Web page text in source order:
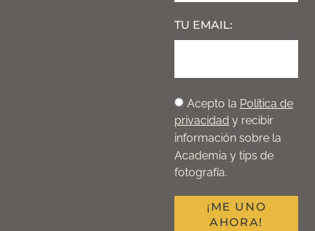
TU EMAIL:
Acepto la Política de
privacidad y recibir
información sobre la
Academia y tips de
fotografía.
¡ME UNO
AHORA!